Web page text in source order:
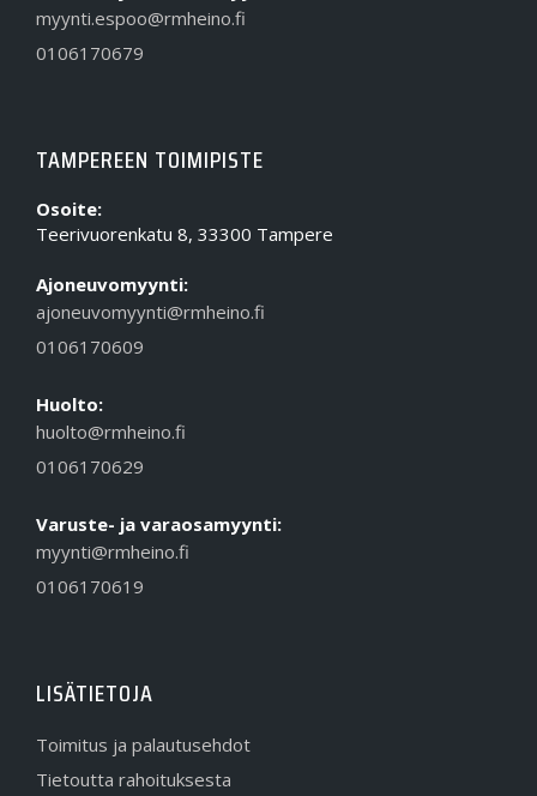
myynti.espoo@rmheino.fi
0106170679
TAMPEREEN TOIMIPISTE
Osoite:
Teerivuorenkatu 8, 33300 Tampere
Ajoneuvomyynti:
ajoneuvomyynti@rmheino.fi
0106170609
Huolto:
huolto@rmheino.fi
0106170629
Varuste- ja varaosamyynti:
myynti@rmheino.fi
0106170619
LISÄTIETOJA
Toimitus ja palautusehdot
Tietoutta rahoituksesta